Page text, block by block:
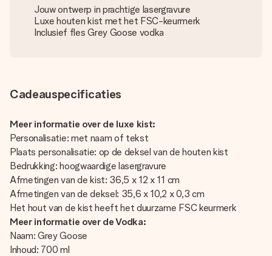
Jouw ontwerp in prachtige lasergravure
Luxe houten kist met het FSC-keurmerk
Inclusief fles Grey Goose vodka
Cadeauspecificaties
Meer informatie over de luxe kist:
Personalisatie: met naam of tekst
Plaats personalisatie: op de deksel van de houten kist
Bedrukking: hoogwaardige lasergravure
Afmetingen van de kist: 36,5 x 12 x 11 cm
Afmetingen van de deksel: 35,6 x 10,2 x 0,3 cm
Het hout van de kist heeft het duurzame FSC keurmerk
Meer informatie over de Vodka:
Naam: Grey Goose
Inhoud: 700 ml